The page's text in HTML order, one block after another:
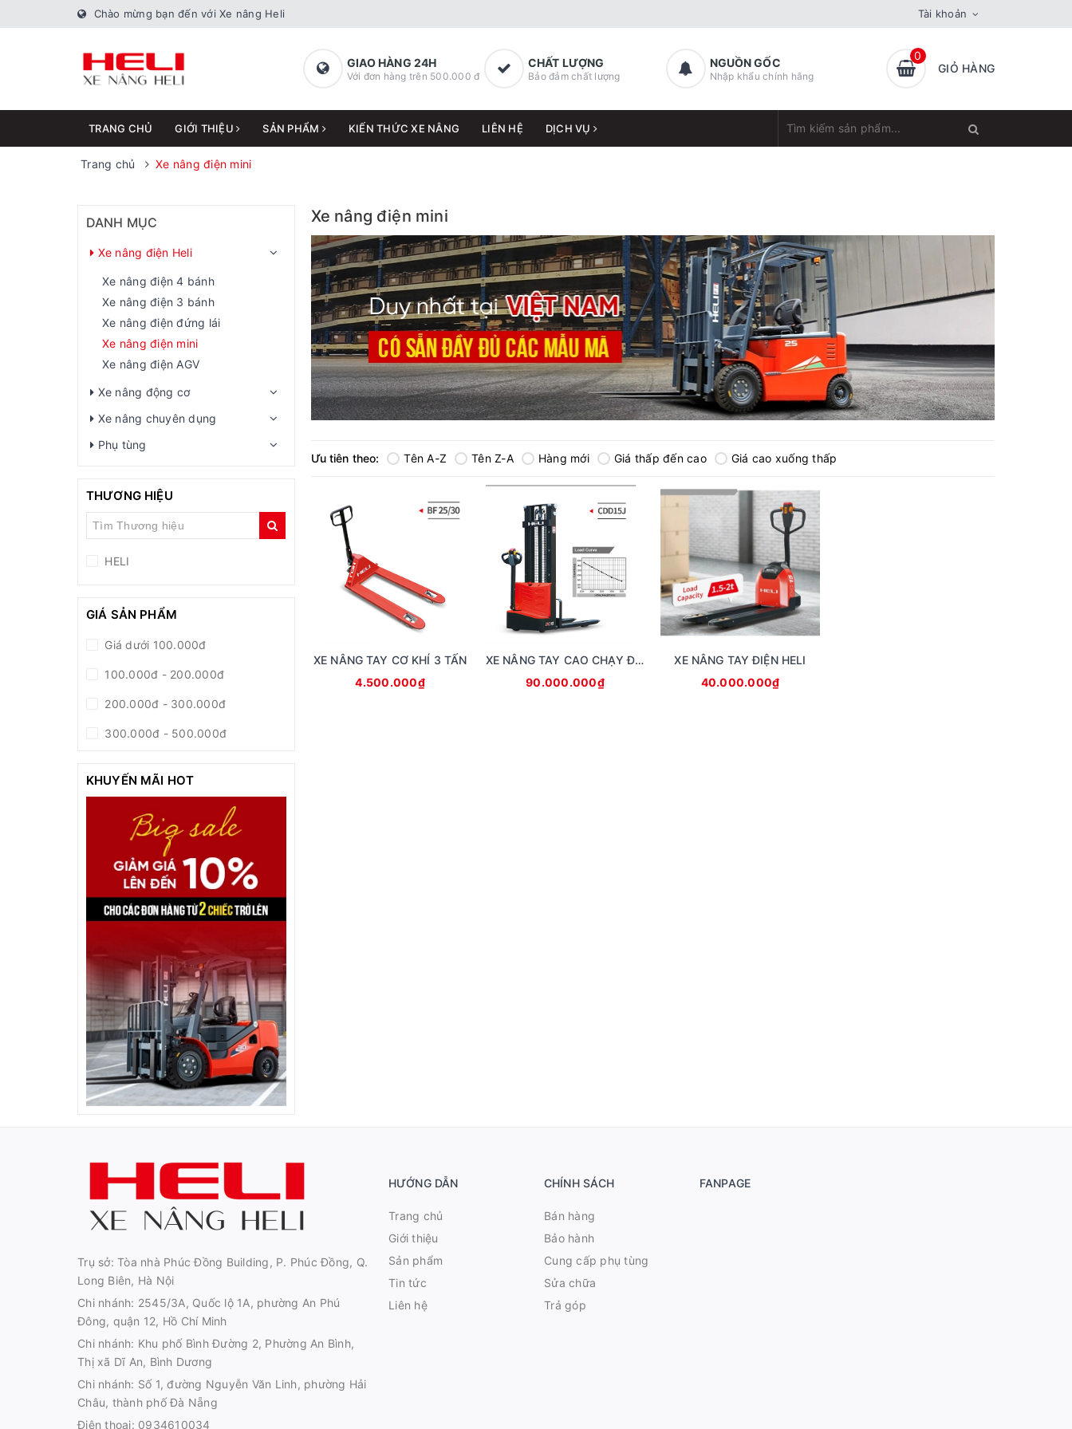
Chào mừng bạn đến với Xe nâng Heli Tài khoản
GIAO HÀNG 24H
Với đơn hàng trên 500.000 đ
CHẤT LƯỢNG
Bảo đảm chất lượng
NGUỒN GỐC
Nhập khẩu chính hãng
0
GIỎ HÀNG
TRANG CHỦ GIỚI THIỆU SẢN PHẨM KIẾN THỨC XE NÂNG LIÊN HỆ DỊCH VỤ
Trang chủ Xe nâng điện mini
Xe nâng điện mini
Ưu tiên theo: Tên A-Z Tên Z-A Hàng mới Giá thấp đến cao Giá cao xuống thấp
XE NÂNG TAY CƠ KHÍ 3 TẤN
4.500.000₫
XE NÂNG TAY CAO CHẠY ĐIỆN
90.000.000₫
XE NÂNG TAY ĐIỆN HELI
40.000.000₫
DANH MỤC
Xe nâng điện Heli
Xe nâng điện 4 bánh
Xe nâng điện 3 bánh
Xe nâng điện đứng lái
Xe nâng điện mini
Xe nâng điện AGV
Xe nâng động cơ
Xe nâng chuyên dụng
Phụ tùng
THƯƠNG HIỆU
HELI
GIÁ SẢN PHẨM
Giá dưới 100.000đ
100.000đ - 200.000đ
200.000đ - 300.000đ
300.000đ - 500.000đ
KHUYẾN MÃI HOT
Trụ sở: Tòa nhà Phúc Đồng Building, P. Phúc Đồng, Q.
Long Biên, Hà Nội
Chi nhánh: 2545/3A, Quốc lộ 1A, phường An Phú
Đông, quận 12, Hồ Chí Minh
Chi nhánh: Khu phố Bình Đường 2, Phường An Bình,
Thị xã Dĩ An, Bình Dương
Chi nhánh: Số 1, đường Nguyễn Văn Linh, phường Hải
Châu, thành phố Đà Nẵng
Điện thoại: 0934610034
HƯỚNG DẪN
Trang chủ
Giới thiệu
Sản phẩm
Tin tức
Liên hệ
CHÍNH SÁCH
Bán hàng
Bảo hành
Cung cấp phụ tùng
Sửa chữa
Trả góp
FANPAGE